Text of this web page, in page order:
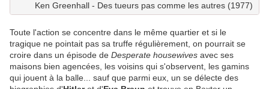
Ken Greenhall - Des tueurs pas comme les autres (1977)
Toute l'action se concentre dans le même quartier et si le
tragique ne pointait pas sa truffe régulièrement, on pourrait se
croire dans un épisode de Desperate housewives avec ses
maisons bien agencées, les voisins qui s'observent, les gamins
qui jouent à la balle... sauf que parmi eux, un se délecte des